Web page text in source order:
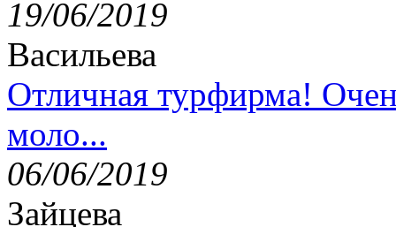
19/06/2019
Васильева
Отличная турфирма!
моло...
06/06/2019
Зайцева